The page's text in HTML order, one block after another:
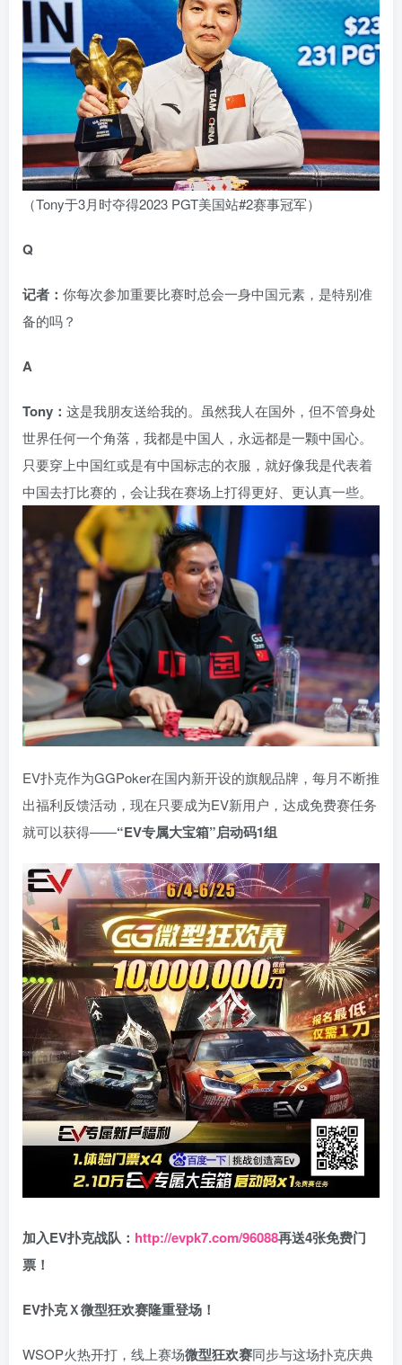
（Tony于3月时夺得2023 PGT美国站#2赛事冠军）
Q
记者： 你每次参加重要比赛时总会一身中国元素，是特别准
备的吗？
A
Tony： 这是我朋友送给我的。虽然我人在国外，但不管身处
世界任何一个角落，我都是中国人，永远都是一颗中国心。
只要穿上中国红或是有中国标志的衣服，就好像我是代表着
中国去打比赛的，会让我在赛场上打得更好、更认真一些。
EV扑克作为GGPoker在国内新开设的旗舰品牌，每月不断推
出福利反馈活动，现在只要成为EV新用户，达成免费赛任务
就可以获得——“EV专属大宝箱”启动码1组
加入EV扑克战队： http://evpk7.com/96088再送4张免费门
票！
EV扑克Ｘ微型狂欢赛隆重登场！
WSOP火热开打，线上赛场微型狂欢赛同步与这场扑克庆典